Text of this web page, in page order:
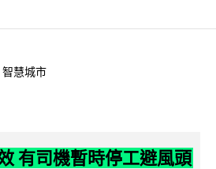
智慧城市
有司機暫時停工避風頭